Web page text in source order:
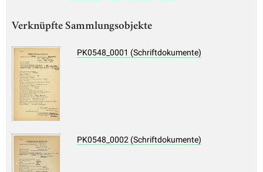
Verknüpfte Sammlungsobjekte
PK0548_0001 (Schriftdokumente)
PK0548_0002 (Schriftdokumente)